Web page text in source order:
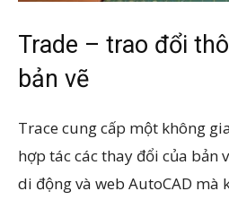
Trade – trao đổi
bản vẽ
Trace cung cấp một không
hợp tác các thay đổi của bản
di động và web AutoCAD mà